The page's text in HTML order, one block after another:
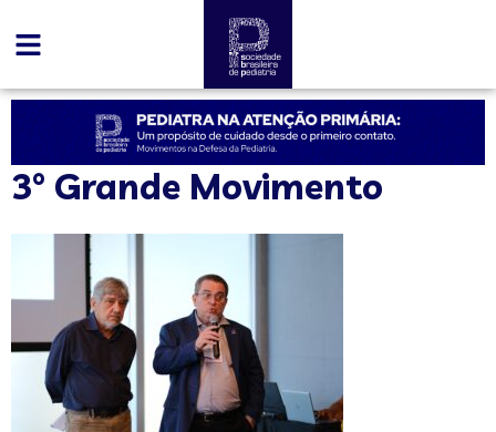
3° Grande Movimento